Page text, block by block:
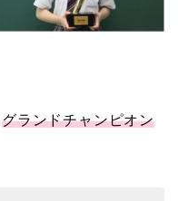
グランドチャンピオン